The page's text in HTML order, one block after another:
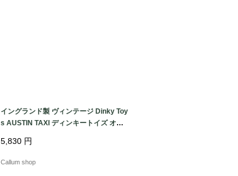
イングランド製 ヴィンテージ Dinky Toy
s AUSTIN TAXI ディンキートイズ オー
260731 ig4992
5,830 円
Callum shop